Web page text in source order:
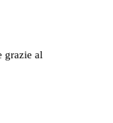
grazie al